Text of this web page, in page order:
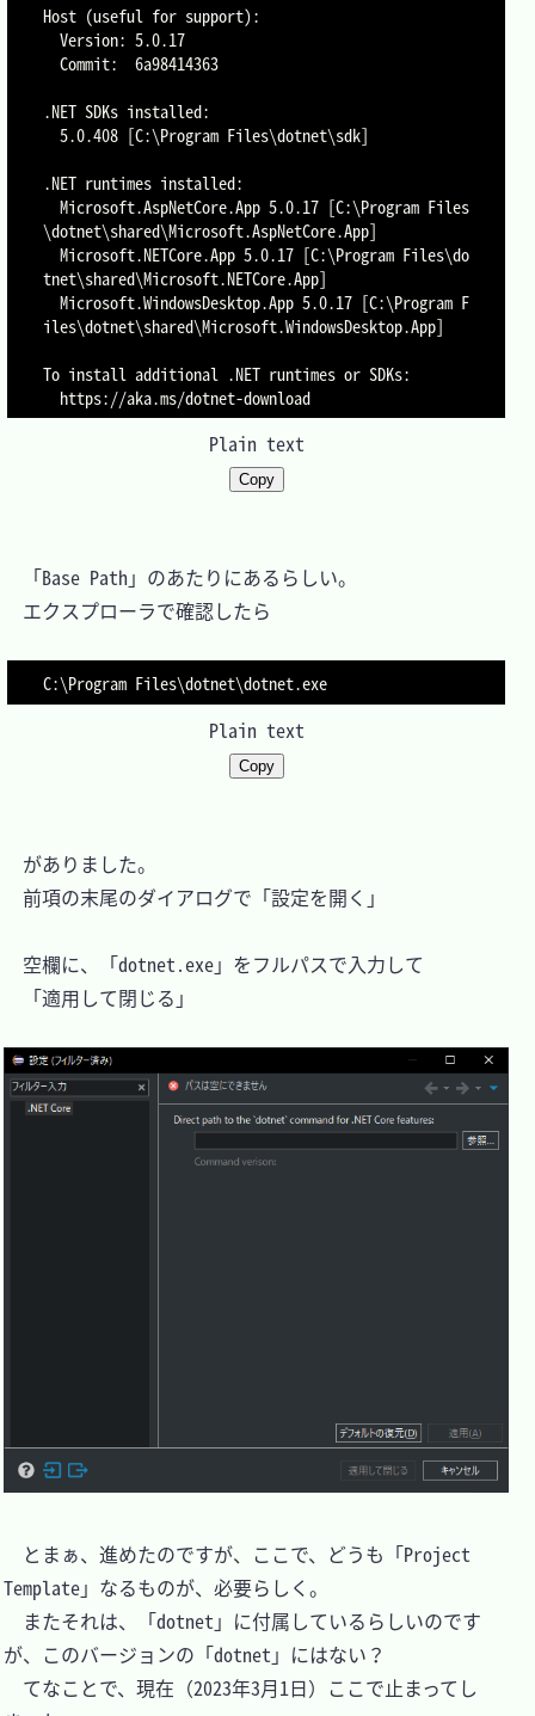
Host (useful for support):
  Version: 5.0.17
  Commit:  6a98414363
.NET SDKs installed:
  5.0.408 [C:\Program Files\dotnet\sdk]
.NET runtimes installed:
  Microsoft.AspNetCore.App 5.0.17 [C:\Program Files
\dotnet\shared\Microsoft.AspNetCore.App]
  Microsoft.NETCore.App 5.0.17 [C:\Program Files\do
tnet\shared\Microsoft.NETCore.App]
  Microsoft.WindowsDesktop.App 5.0.17 [C:\Program F
iles\dotnet\shared\Microsoft.WindowsDesktop.App]
To install additional .NET runtimes or SDKs:
Plain text
Copy
「Base Path」のあたりにあるらしい。
エクスプローラで確認したら
Plain text
Copy
がありました。
前項の末尾のダイアログで「設定を開く」
空欄に、「dotnet.exe」をフルパスで入力して
「適用して閉じる」
とまぁ、進めたのですが、ここで、どうも「Project
Template」なるものが、必要らしく。
またそれは、「dotnet」に付属しているらしいのです
が、このバージョンの「dotnet」にはない？
てなことで、現在（2023年3月1日）ここで止まってし